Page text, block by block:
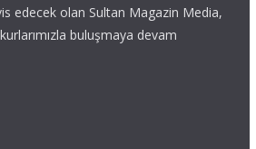
edecek olan Sultan Magazin Media,
buluşmaya devam